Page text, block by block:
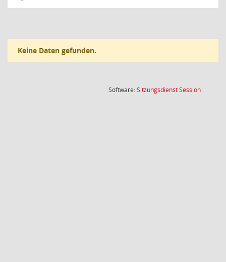
Keine Daten gefunden.
Software:SitzungsdienstSession(Wird in